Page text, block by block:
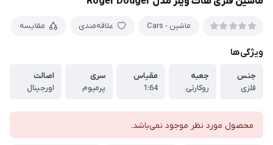
ماشین - Cars علاقه‌مندی مقایسه
ویژگی‌ها
جنس
فلزی
جعبه
روکارتی
مقیاس
1:64
سری
پرمیوم
اصالت
اورجینال
محصول مورد نظر موجود نمی‌باشد.